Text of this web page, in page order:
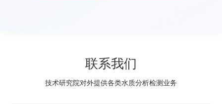
联系我们
技术研究院对外提供各类水质分析检测业务